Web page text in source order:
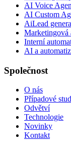
AI Voice
AI Custom
AiLead
Marketingová
Interní
AI a
Společnost
O nás
Případové
Odvětví
Technologie
Novinky
Kontakt